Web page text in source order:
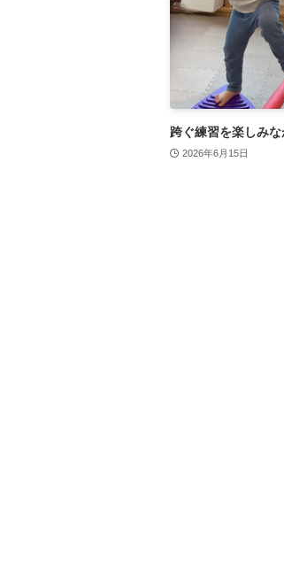
跨ぐ練習を楽しみな
2026年6月15日